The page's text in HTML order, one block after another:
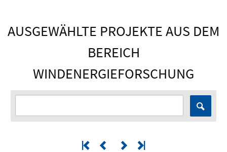
AUSGEWÄHLTE PROJEKTE AUS DEM
BEREICH
WINDENERGIEFORSCHUNG